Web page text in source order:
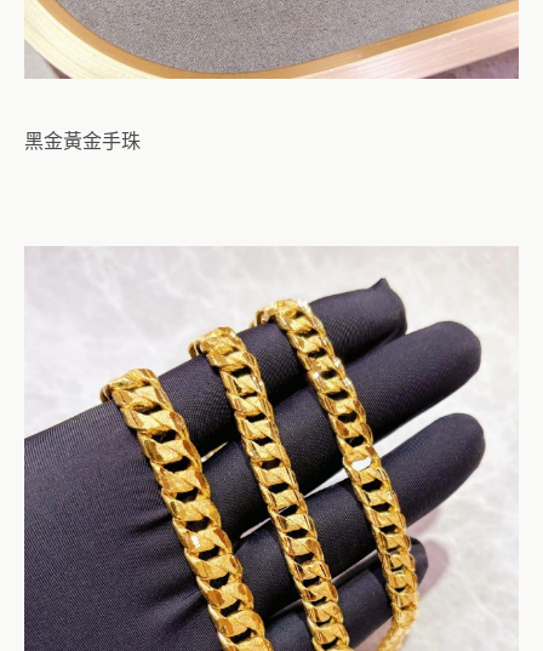
黑金黃金手珠